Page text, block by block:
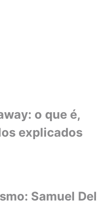
o que é,
explicados
Samuel